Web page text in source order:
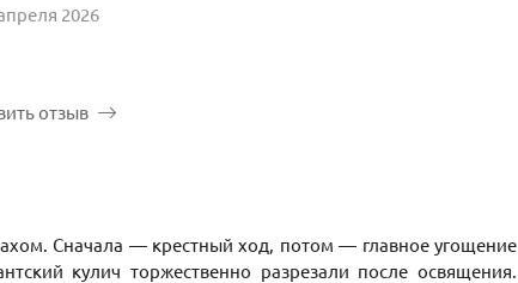
2026
отзыв
Сначала — крестный ход, потом — главное угощение
кулич торжественно разрезали после освящения.